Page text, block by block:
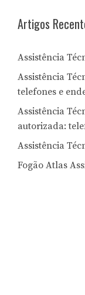
Artigos
Assistência
Assistência
telefones e
Assistência
autorizada:
Assistência
Fogão Atlas